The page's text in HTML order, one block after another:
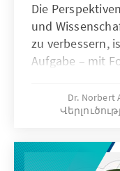
Die
und
zu verbessern,
Aufgabe – mit
sondern für
insgesamt.
Verbänden und
Dr. Norbert